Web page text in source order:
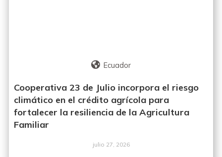
Ecuador
Cooperativa 23 de Julio incorpora el riesgo
climático en el crédito agrícola para
fortalecer la resiliencia de la Agricultura
Familiar
julio 27, 2026